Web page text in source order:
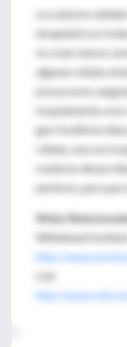
Los autores
terapéutica es
no crear nuevos
algunas células
precursores
trasplantarlas a
gen HoxB4 en
células, una vez
roedores
perfecto, pero
Webs
Whitehead Institute
http://
Cell
http://